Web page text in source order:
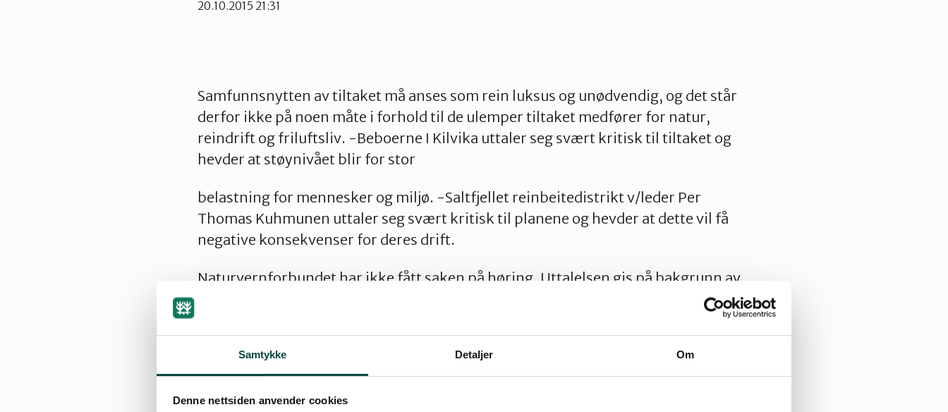
Samtykke Detaljer Om
Denne nettsiden anvender cookies
20.10.2015 21:31
Samfunnsnytten av tiltaket må anses som rein luksus og unødvendig, og det står
derfor ikke på noen måte i forhold til de ulemper tiltaket medfører for natur,
reindrift og friluftsliv. -Beboerne I Kilvika uttaler seg svært kritisk til tiltaket og
hevder at støynivået blir for stor
belastning for mennesker og miljø. -Saltfjellet reinbeitedistrikt v/leder Per
Thomas Kuhmunen uttaler seg svært kritisk til planene og hevder at dette vil få
negative konsekvenser for deres drift.
Naturvernforbundet har ikke fått saken på høring. Uttalelsen gis på bakgrunn av
Dispensasjonssøknaden gjelder uttak av is fra Svartisen på vestsiden av
Storglomvatnet til kommersielt salg. Tiltaket vil være sesongbasert (juni-
september), og nødvendig utstyr fjernes ved slutten av hver sesong. Planlagt
uttak første år er ca. 160 m3, mens full produksjon antas å utgjøre 3.600 m3 per